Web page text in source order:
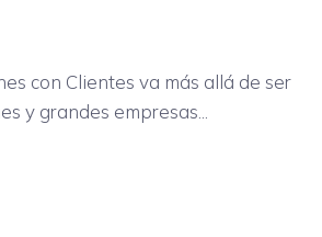
con Clientes va más allá de ser
y grandes empresas...